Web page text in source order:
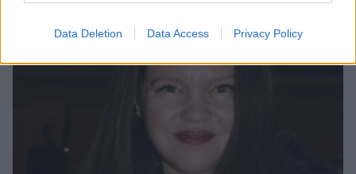
Data Deletion Data Access Privacy Policy